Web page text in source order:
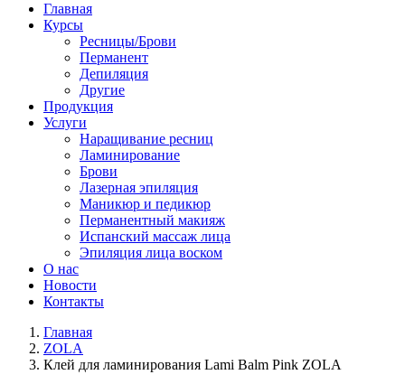
Главная
Курсы
Ресницы/Брови
Перманент
Депиляция
Другие
Продукция
Услуги
Наращивание ресниц
Ламинирование
Брови
Лазерная эпиляция
Маникюр и педикюр
Перманентный макияж
Испанский массаж лица
Эпиляция лица воском
О нас
Новости
Контакты
Главная
ZOLA
Клей для ламинирования Lami Balm Pink ZOLA